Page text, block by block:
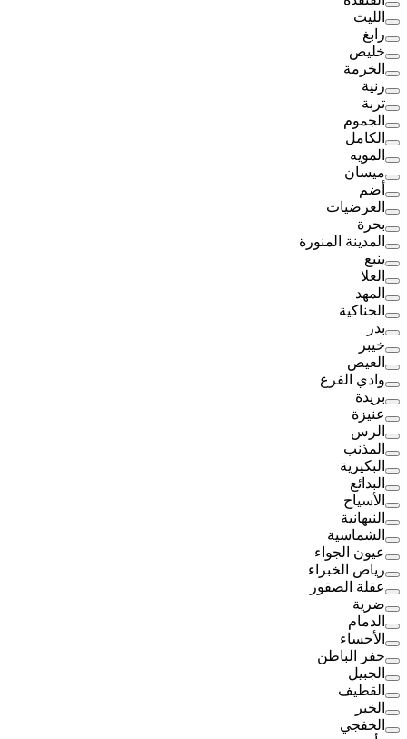
الليث
رابغ
خليص
الخرمة
رنية
تربة
الجموم
الكامل
المويه
ميسان
أضم
العرضيات
بحرة
المدينة المنورة
ينبع
العلا
المهد
الحناكية
بدر
خيبر
العيص
وادي الفرع
بريدة
عنيزة
الرس
المذنب
البكيرية
البدائع
الأسياح
النبهانية
الشماسية
عيون الجواء
رياض الخبراء
عقلة الصقور
ضرية
الدمام
الأحساء
حفر الباطن
الجبيل
القطيف
الخبر
الخفجي